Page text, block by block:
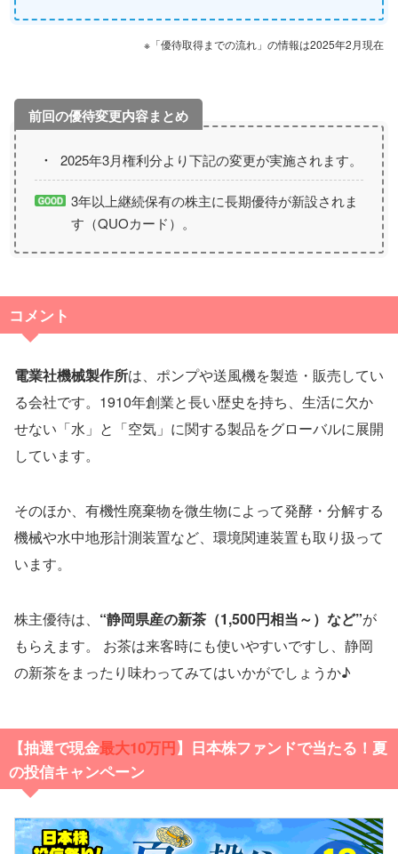
※「優待取得までの流れ」の情報は2025年2月現在
2025年3月権利分より下記の変更が実施されます。
3年以上継続保有の株主に長期優待が新設されま
す（QUOカード）。
コメント
電業社機械製作所は、ポンプや送風機を製造・販売してい
る会社です。1910年創業と長い歴史を持ち、生活に欠か
せない「水」と「空気」に関する製品をグローバルに展開
しています。
そのほか、有機性廃棄物を微生物によって発酵・分解する
機械や水中地形計測装置など、環境関連装置も取り扱って
います。
株主優待は、 “静岡県産の新茶（1,500円相当～）など”が
もらえます。 お茶は来客時にも使いやすいですし、静岡
の新茶をまったり味わってみてはいかがでしょうか♪
【抽選で現金最大10万円】日本株ファンドで当たる！夏
の投信キャンペーン